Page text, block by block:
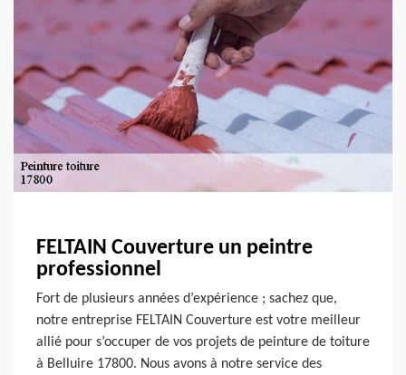
FELTAIN Couverture un peintre
professionnel
Fort de plusieurs années d’expérience ; sachez que,
notre entreprise FELTAIN Couverture est votre meilleur
allié pour s’occuper de vos projets de peinture de toiture
à Belluire 17800. Nous avons à notre service des